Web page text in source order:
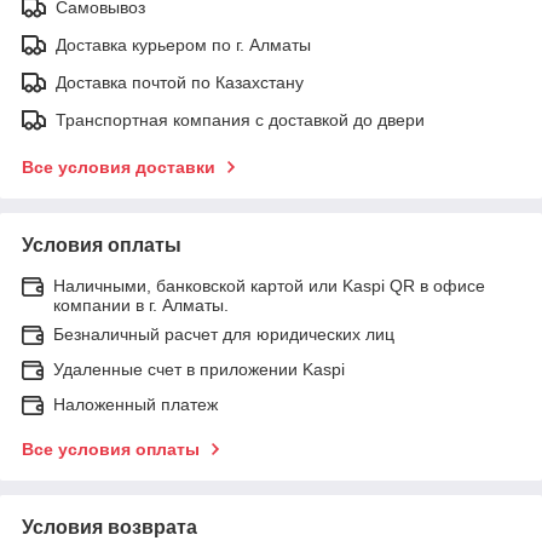
Самовывоз
Доставка курьером по г. Алматы
Доставка почтой по Казахстану
Транспортная компания с доставкой до двери
Все условия доставки
Условия оплаты
Наличными, банковской картой или Kaspi QR в офисе
компании в г. Алматы.
Безналичный расчет для юридических лиц
Удаленные счет в приложении Kaspi
Наложенный платеж
Все условия оплаты
Условия возврата